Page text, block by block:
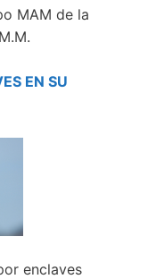
MAM de la
EN SU
enclaves